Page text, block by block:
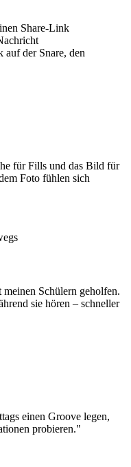
Share-Link
auf der Snare, den
für Fills und das Bild für
Foto fühlen sich
Schülern geholfen.
sie hören – schneller
einen Groove legen,
probieren."